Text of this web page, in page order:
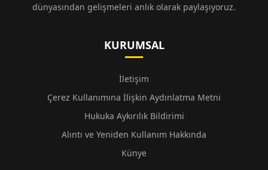
dünyasından gelişmeleri anlık olarak paylaşıyoruz.
KURUMSAL
İletişim
Çerez Kullanımına İlişkin Aydınlatma Metni
Hukuka Aykırılık Bildirimi
Alıntı ve Yeniden Kullanım Hakkında
Künye